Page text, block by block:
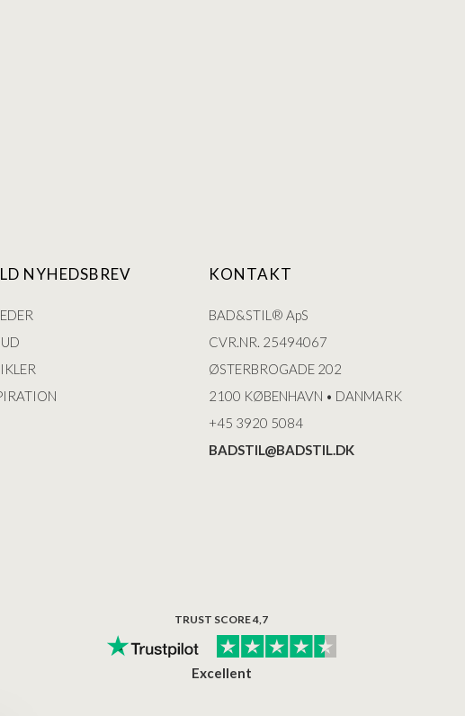
NYHEDSBREV KONTAKT
BAD&STIL® ApS
CVR.NR. 25494067
ØSTERBROGADE 202
2100 KØBENHAVN • DANMARK
+45 3920 5084
BADSTIL@BADSTIL.DK
TRUST SCORE 4,7
Excellent